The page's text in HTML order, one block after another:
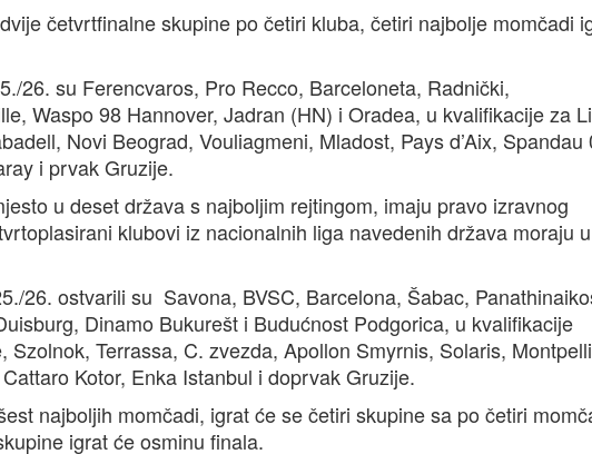
četvrtfinalne skupine po četiri kluba, četiri najbolje momčadi
26. su Ferencvaros, Pro Recco, Barceloneta, Radnički,
Waspo 98 Hannover, Jadran (HN) i Oradea, u kvalifikacije za
Novi Beograd, Vouliagmeni, Mladost, Pays d’Aix, Spandau
i prvak Gruzije.
u deset država s najboljim rejtingom, imaju pravo izravnog
klubovi iz nacionalnih liga navedenih država moraju u
26. ostvarili su Savona, BVSC, Barcelona, Šabac,
Dinamo Bukurešt i Budućnost Podgorica, u kvalifikacije
Szolnok, Terrassa, C. zvezda, Apollon Smyrnis, Solaris,
Kotor, Enka Istanbul i doprvak Gruzije.
najboljih momčadi, igrat će se četiri skupine sa po četiri
igrat će osminu finala.